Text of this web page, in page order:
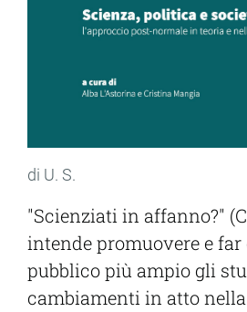
di U. S.
"Scienziati in affanno?"
intende promuovere e far
pubblico più ampio gli
cambiamenti in atto